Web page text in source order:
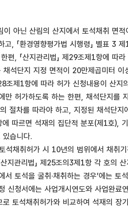
이 아닌 산림의 산지에서 토석채취
고, 「환경영향평가법 시행령」 별표
편, 「산지관리법」 제29조제1항에 따
석단지 지정 면적이 20만제곱미터
조제1항에 따라 허가 신청내용이 산
만 허가하도록 하는 한편, 채석단지
절차를 따라야 하고, 지정된 채석단
따르면 석재의 집단적 분포(제1호),
있습니다.
석채취허가 시 10년의 범위에서 채
지관리법」 제25조의3제1항 각 호의
토석을 굴취·채취하는 경우’에는
청서에는 사업개시연도와 사업완료
토석채취허가와 비교하여 석재의 장